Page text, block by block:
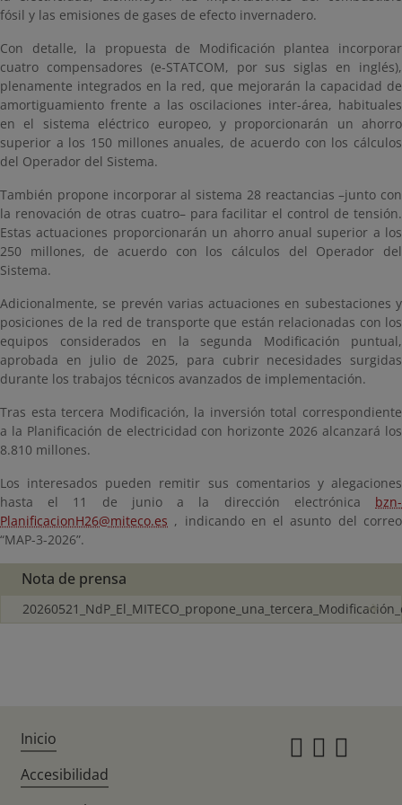
fósil y las emisiones de gases de efecto invernadero.
Con detalle, la propuesta de Modificación plantea incorporar
cuatro compensadores (e-STATCOM, por sus siglas en inglés),
plenamente integrados en la red, que mejorarán la capacidad de
amortiguamiento frente a las oscilaciones inter-área, habituales
en el sistema eléctrico europeo, y proporcionarán un ahorro
superior a los 150 millones anuales, de acuerdo con los cálculos
del Operador del Sistema.
También propone incorporar al sistema 28 reactancias –junto con
la renovación de otras cuatro– para facilitar el control de tensión.
Estas actuaciones proporcionarán un ahorro anual superior a los
250 millones, de acuerdo con los cálculos del Operador del
Sistema.
Adicionalmente, se prevén varias actuaciones en subestaciones y
posiciones de la red de transporte que están relacionadas con los
equipos considerados en la segunda Modificación puntual,
aprobada en julio de 2025, para cubrir necesidades surgidas
durante los trabajos técnicos avanzados de implementación.
Tras esta tercera Modificación, la inversión total correspondiente
a la Planificación de electricidad con horizonte 2026 alcanzará los
8.810 millones.
Los interesados pueden remitir sus comentarios y alegaciones
hasta el 11 de junio a la dirección electrónica bzn-
PlanificacionH26@miteco.es , indicando en el asunto del correo
“MAP-3-2026”.
Nota de prensa
Inicio
Accesibilidad